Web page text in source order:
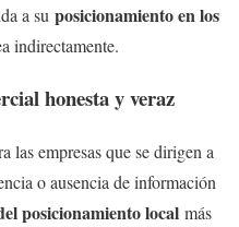
a su posicionamiento en los
indirectamente.
honesta y veraz
las empresas que se dirigen a
o ausencia de información
posicionamiento local más